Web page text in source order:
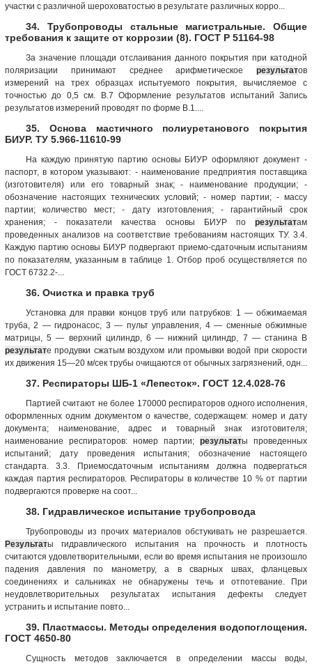
участки с различной шероховатостью в результате различных корро...
34. Трубопроводы стальные магистральные. Общие
требования к защите от коррозии (8). ГОСТ Р 51164-98
За значение площади отслаивания данного покрытия при катодной
поляризации принимают среднее арифметическое результатов
измерений на трех образцах испытуемого покрытия, вычисляемое с
точностью до 0,5 см. В.7 Оформление результатов испытаний Запись
результатов измерений проводят по форме В.1....
35. Основа мастичного полиуретанового покрытия
БИУР. ТУ 5.966-11610-99
На каждую принятую партию основы БИУР оформляют документ -
паспорт, в котором указывают: - наименование предприятия поставщика
(изготовителя) или его товарный знак; - наименование продукции; -
обозначение настоящих технических условий; - номер партии; - массу
партии; количество мест; - дату изготовления; - гарантийный срок
хранения; - показатели качества основы БИУР по результатам
проведенных анализов на соответствие требованиям настоящих ТУ. 3.4.
Каждую партию основы БИУР подвергают приемо-сдаточным испытаниям
по показателям, указанным в таблице 1. Отбор проб осуществляется по
ГОСТ 6732.2-...
36. Очистка и правка труб
Установка для правки концов труб или патрубков: 1 — обжимаемая
труба, 2 — гидронасос, 3 — пульт управления, 4 — сменные обжимные
матрицы, 5 — верхний цилиндр, 6 — нижний цилиндр, 7 — станина В
результате продувки сжатым воздухом или промывки водой при скорости
их движения 15—20 м/сек трубы очищаются от обычных загрязнений, одн...
37. Респираторы ШБ-1 «Лепесток». ГОСТ 12.4.028-76
Партией считают не более 170000 респираторов одного исполнения,
оформленных одним документом о качестве, содержащем: номер и дату
документа; наименование, адрес и товарный знак изготовителя;
наименование респираторов: номер партии; результаты проведенных
испытаний; дату проведения испытания; обозначение настоящего
стандарта. 3.3. Приемосдаточным испытаниям должна подвергаться
каждая партия респираторов. Респираторы в количестве 10 % от партии
подвергаются проверке на соот...
38. Гидравлическое испытание трубопровода
Трубопроводы из прочих материалов обстукивать не разрешается.
Результаты гидравлического испытания на прочность и плотность
считаются удовлетворительными, если во время испытания не произошло
падения давления по манометру, а в сварных швах, фланцевых
соединениях и сальниках не обнаружены течь и отпотевание. При
неудовлетворительных результатах испытания дефекты следует
устранить и испытание повто...
39. Пластмассы. Методы определения водопоглощения.
ГОСТ 4650-80
Сущность методов заключается в определении массы воды,